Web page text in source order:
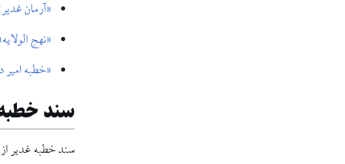
«آرمان
«نهج
«خطبه
سند
سند خطبه غدیر